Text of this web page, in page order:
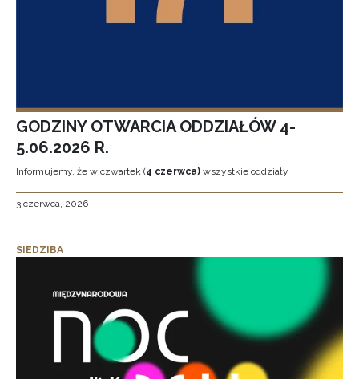
GODZINY OTWARCIA ODDZIAŁÓW 4-
5.06.2026 R.
Informujemy, że w czwartek (4 czerwca) wszystkie oddziały
3 czerwca, 2026
SIEDZIBA